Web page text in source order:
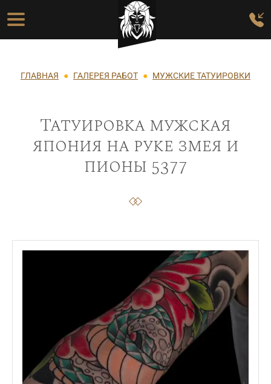
Перейти к основному содержанию
Основная навигация
Строка навигации
ГЛАВНАЯ ГАЛЕРЕЯ РАБОТ МУЖСКИЕ ТАТУИРОВКИ
Татуировка мужская
япония на руке змея и
пионы 5377